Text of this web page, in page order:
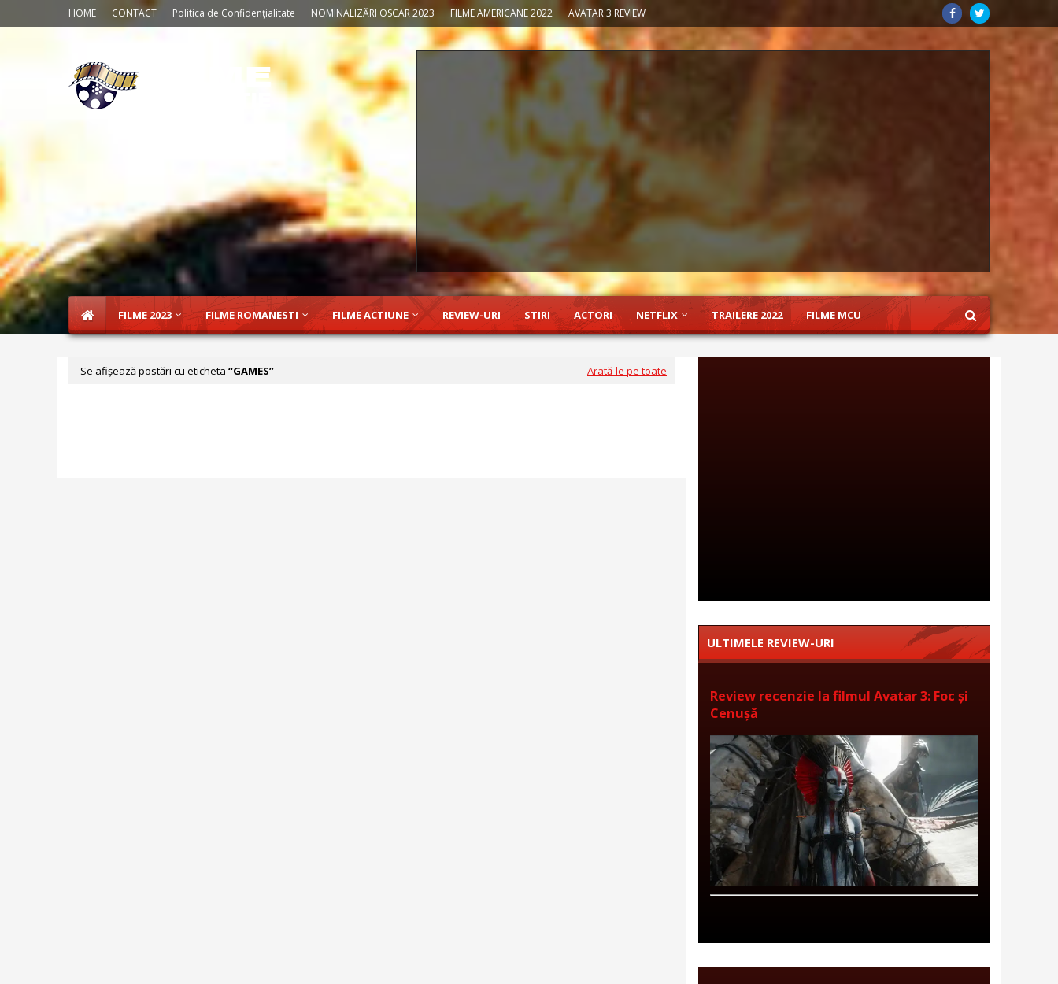
HOME CONTACT Politica de Confidențialitate NOMINALIZĂRI OSCAR 2023 FILME AMERICANE 2022 AVATAR 3 REVIEW
FILME 2023 FILME ROMANESTI FILME ACTIUNE REVIEW-URI STIRI ACTORI NETFLIX TRAILERE 2022 FILME MCU
Se afișează postări cu eticheta GAMES Arată-le pe toate
ULTIMELE REVIEW-URI
Review recenzie la filmul Avatar 3: Foc și
Cenușă